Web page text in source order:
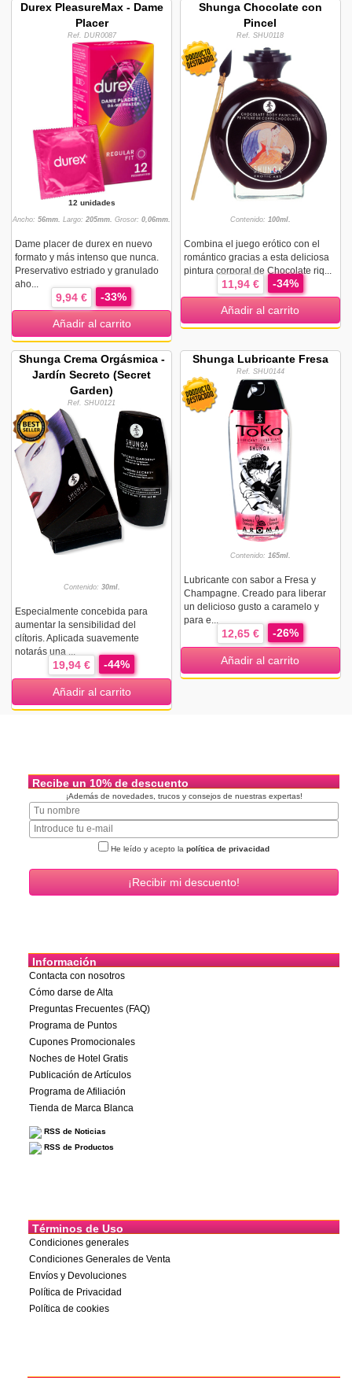
Durex PleasureMax - Dame
Placer
Ref. DUR0087
12 unidades
Ancho:56mm. Largo:205mm. Grosor:0,06mm.
Dame placer de durex en nuevo
formato y más intenso que nunca.
Preservativo estriado y granulado
aho...
9,94 € -33%
Añadir al carrito
Shunga Chocolate con
Pincel
Ref. SHU0118
Contenido: 100ml.
Combina el juego erótico con el
romántico gracias a esta deliciosa
pintura corporal de Chocolate riq...
11,94 € -34%
Añadir al carrito
Shunga Crema Orgásmica -
Jardín Secreto (Secret
Garden)
Ref. SHU0121
Contenido: 30ml.
Especialmente concebida para
aumentar la sensibilidad del
clítoris. Aplicada suavemente
notarás una ...
19,94 € -44%
Añadir al carrito
Shunga Lubricante Fresa
Ref. SHU0144
Contenido: 165ml.
Lubricante con sabor a Fresa y
Champagne. Creado para liberar
un delicioso gusto a caramelo y
para e...
12,65 € -26%
Añadir al carrito
Recibe un 10% de descuento
¡Además de novedades, trucos y consejos de nuestras expertas!
He leído y acepto la política de privacidad
Información
Contacta con nosotros
Cómo darse de Alta
Preguntas Frecuentes (FAQ)
Programa de Puntos
Cupones Promocionales
Noches de Hotel Gratis
Publicación de Artículos
Programa de Afiliación
Tienda de Marca Blanca
RSS de Noticias
RSS de Productos
Términos de Uso
Condiciones generales
Condiciones Generales de Venta
Envíos y Devoluciones
Política de Privacidad
Política de cookies